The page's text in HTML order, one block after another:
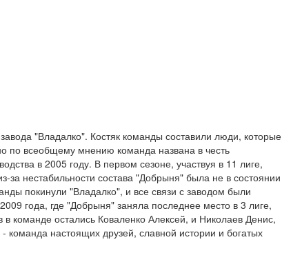
"Владалко". Костяк команды составили люди, которые
по всеобщему мнению команда названа в честь
в 2005 году. В первом сезоне, участвуя в 11 лиге,
нестабильности состава "Добрыня" была не в состоянии
покинули "Владалко", и все связи с заводом были
года, где "Добрыня" заняла последнее место в 3 лиге,
команде остались Коваленко Алексей, и Николаев Денис,
настоящих друзей, славной истории и богатых